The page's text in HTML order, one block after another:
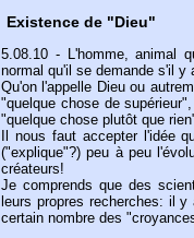
Existence de "Dieu"
5.08.10 - L'homme, animal
normal qu'il se demande s'il y
Qu'on l'appelle Dieu ou
"quelque chose de
"quelque chose plutôt que
Il nous faut accepter l'idée
("explique"?) peu à peu
créateurs!
Je comprends que des
leurs propres recherches: il
certain nombre des